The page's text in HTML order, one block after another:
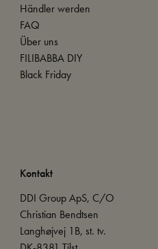
Händler werden
FAQ
Über uns
FILIBABBA DIY
Black Friday
Kontakt
DDI Group ApS, C/O
Christian Bendtsen
Langhøjvej 1B, st. tv.